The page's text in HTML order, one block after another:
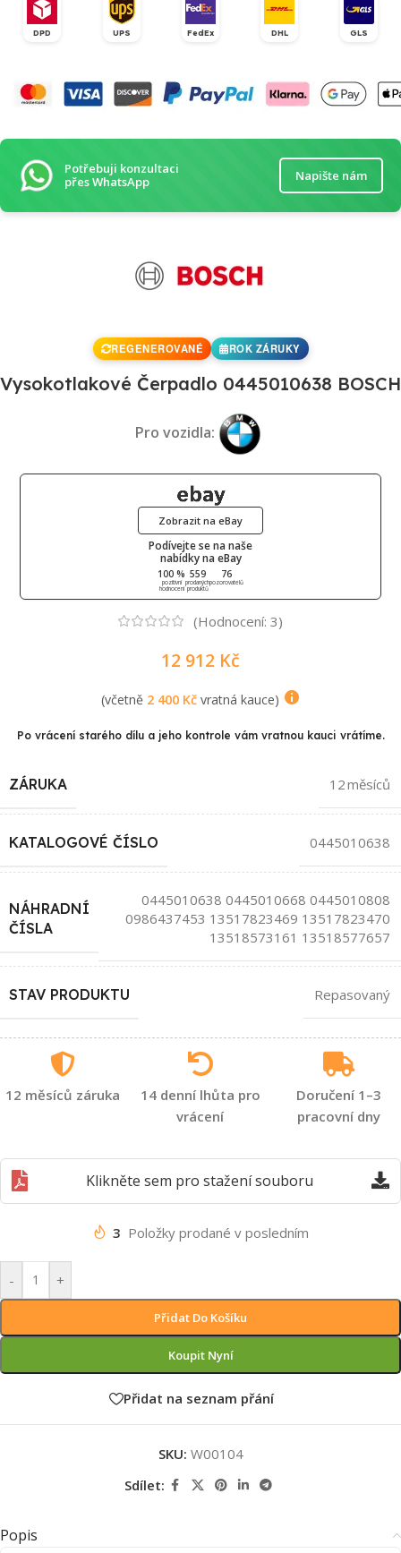
DPD UPS FedEx DHL GLS
Potřebuji konzultaci
přes WhatsApp
Napište nám
REGENEROVANÉ ROK ZÁRUKY
Vysokotlakové Čerpadlo 0445010638 BOSCH
Pro vozidla:
Podívejte se na naše
nabídky na eBay
100 %
pozitivní
hodnocení
559
prodaných
produktů
76
pozorovatelů
Zobrazit na eBay
(Hodnocení: 3)
12 912 Kč
(včetně 2 400 Kčvratná kauce)
Po vrácení starého dílu a jeho kontrole vám vratnou kauci vrátíme.
ZÁRUKA 12 měsíců
KATALOGOVÉ ČÍSLO 0445010638
NÁHRADNÍ
ČÍSLA
0445010638 0445010668 0445010808
0986437453 13517823469 13517823470
13518573161 13518577657
STAV PRODUKTU Repasovaný
12 měsíců záruka
14 denní lhůta pro
vrácení
Doručení 1–3
pracovní dny
Klikněte sem pro stažení souboru
3 Položky prodané v posledním
- +
Přidat Do Košíku
Koupit Nyní
Přidat na seznam přání
SKU: W00104
Sdílet:
Popis